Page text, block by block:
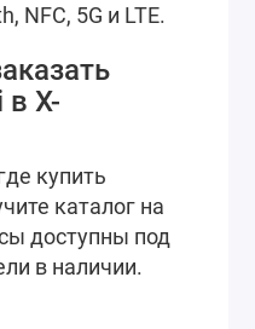
NFC, 5G и LTE.
X-
купить
каталог на
доступны под
в наличии.